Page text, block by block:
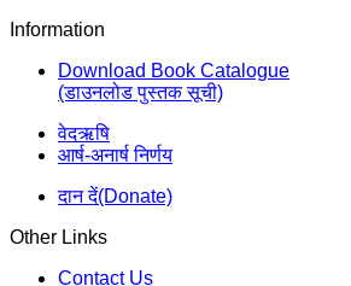
Information
Download Book Catalogue
(डाउनलोड पुस्तक सूची)
वेदऋषि
आर्ष-अनार्ष निर्णय
दान दें(Donate)
Other Links
Contact Us